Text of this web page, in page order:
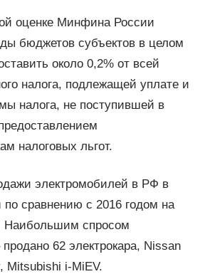
оценке Минфина России
бюджетов субъектов в целом
около 0,2% от всей
налога, подлежащей уплате и
налога, не поступившей в
налоговых льгот.
электромобилей в РФ в
по сравнению с 2016 годом на
Наибольшим спросом
продано 62 электрокара, Nissan
Mitsubishi i-MiEV.